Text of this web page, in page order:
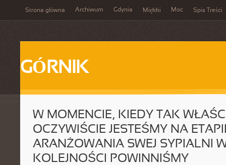
Strona główna Archiwum Gdynia Miękki Moc Spis Treści
GÓRNIK
W MOMENCIE, KIEDY TAK
OCZYWIŚCIE JESTEŚMY NA
ARANŻOWANIA SWEJ SYPIALNI
KOLEJNOŚCI POWINNIŚMY